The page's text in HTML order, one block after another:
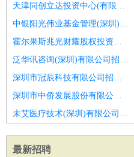
天津同创立达投资中心(有限合伙)招聘商务总监
中银阳光伟业基金管理(深圳)有限公司招聘客服总监
霍尔果斯兆光财耀股权投资合伙企业(有限合伙)招聘生态合作总监
泛华讯咨询(深圳)有限公司招聘惠州园林景观设计总监招聘
深圳市冠辰科技有限公司招聘采购总监
深圳市中侨发展股份有限公司招聘高级)财富管理总监
未艾医疗技术(深圳)有限公司招聘市场经营经理总监
最新招聘